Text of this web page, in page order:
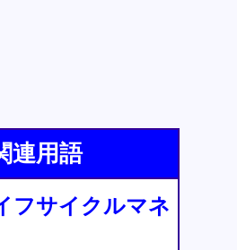
連用語
フサイクルマネ